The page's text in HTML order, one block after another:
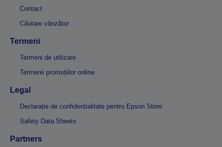
Contact
Căutare vânzător
Termeni
Termeni de utilizare
Termenii promoțiilor online
Legal
Declarație de confidențialitate pentru Epson Store
Safety Data Sheets
Partners